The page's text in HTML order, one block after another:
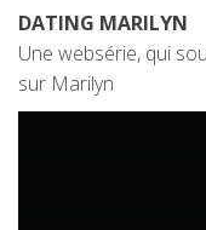
DATING MARILYN
Une websérie, qui
sur Marilyn